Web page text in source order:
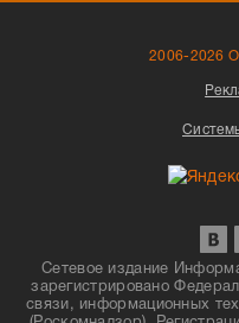
2006-2026
Сетевое издание
зарегистрировано
связи, информационных